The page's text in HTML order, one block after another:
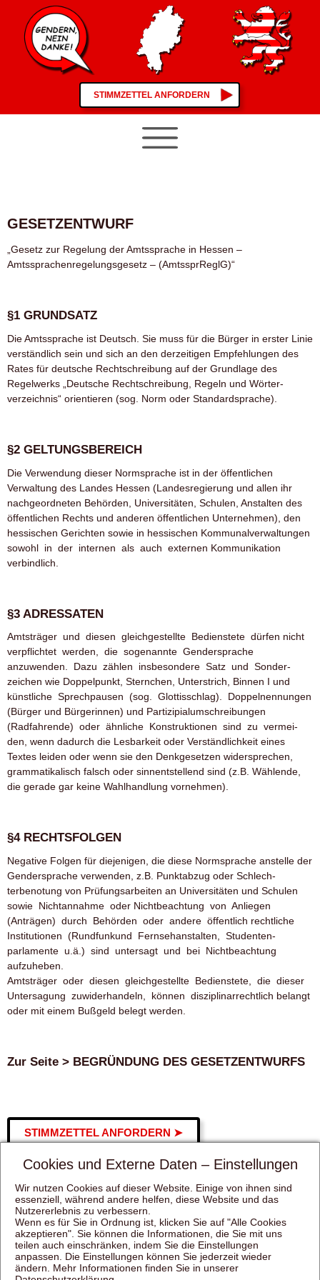
STIMMZETTEL ANFORDERN
GESETZENTWURF
„Gesetz zur Regelung der Amtssprache in Hessen –
Amtssprachenregelungsgesetz – (AmtssprReglG)“
§1 GRUNDSATZ
Die Amtssprache ist Deutsch. Sie muss für die Bürger in erster Linie
verständlich sein und sich an den derzeitigen Empfehlun­gen des
Rates für deutsche Rechtschreibung auf der Grundlage des
Regelwerks „Deutsche Rechtschreibung, Regeln und Wörter­
verzeichnis“ orientieren (sog. Norm­ oder Standardsprache).
§2 GELTUNGSBEREICH
Die Verwendung dieser Normsprache ist in der öffentlichen
Verwaltung des Landes Hessen (Landesregierung und allen ihr
nachgeordneten Behörden, Universitäten, Schulen, Anstalten des
öffentlichen Rechts und anderen öffentlichen Unternehmen), den
hessischen Gerichten sowie in hessischen Kommu­nalverwaltungen
sowohl in der internen als auch externen Kommunikation
verbindlich.
§3 ADRESSATEN
Amtsträger und diesen gleichgestellte Bedienstete dürfen nicht
verpflichtet werden, die sogenannte Gendersprache
anzuwenden. Dazu zählen insbesondere Satz­ und Sonder­
zeichen wie Doppelpunkt, Sternchen, Unterstrich, Binnen I und
künstliche Sprechpausen (sog. Glottisschlag). Doppelnennun­gen
(Bürger und Bürgerinnen) und Partizipialumschreibungen
(Radfahrende) oder ähnliche Konstruktionen sind zu vermei­
den, wenn dadurch die Lesbarkeit oder Verständlichkeit eines
Textes leiden oder wenn sie den Denkgesetzen widersprechen,
grammatikalisch falsch oder sinnentstellend sind (z.B. Wählen­de,
die gerade gar keine Wahlhandlung vornehmen).
§4 RECHTSFOLGEN
Negative Folgen für diejenigen, die diese Normsprache anstelle der
Gendersprache verwenden, z.B. Punktabzug oder Schlech­
terbenotung von Prüfungsarbeiten an Universitäten und Schu­len
sowie Nichtannahme oder Nichtbeachtung von Anliegen
(Anträgen) durch Behörden oder andere öffentlich ­rechtliche
Institutionen (Rundfunk­und Fernsehanstalten, Studenten­
parlamente u.ä.) sind untersagt und bei Nichtbeachtung
aufzuheben.
Amtsträger oder diesen gleichgestellte Bedienstete, die die­ser
Untersagung zuwiderhandeln, können disziplinarrechtlich belangt
oder mit einem Bußgeld belegt werden.
Zur Seite > BEGRÜNDUNG DES GESETZENTWURFS
STIMMZETTEL ANFORDERN ➤
Cookies und Externe Daten – Einstellungen
Wir nutzen Cookies auf dieser Website. Einige von ihnen sind
essenziell, während andere helfen, diese Website und das
Nutzererlebnis zu verbessern.
Wenn es für Sie in Ordnung ist, klicken Sie auf "Alle Cookies
akzeptieren". Sie können die Informationen, die Sie mit uns
teilen auch einschränken, indem Sie die Einstellungen
anpassen. Die Einstellungen können Sie jederzeit wieder
ändern. Mehr Informationen finden Sie in unserer